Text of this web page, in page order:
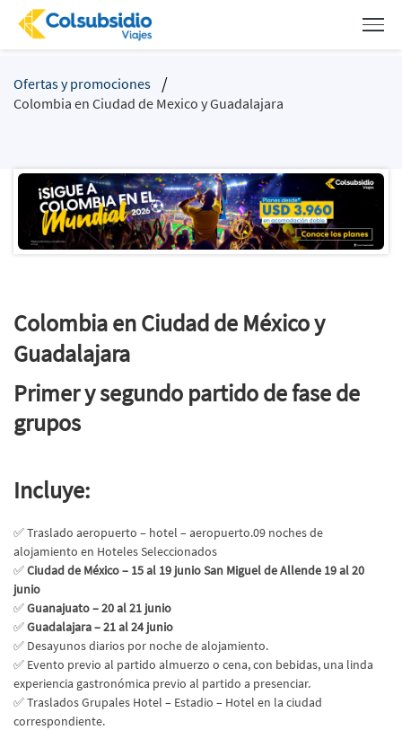
Ofertas y promociones
Colombia en Ciudad de Mexico y Guadalajara
Colombia en Ciudad de México y
Guadalajara
Primer y segundo partido de fase de
grupos
Incluye:
✅ Traslado aeropuerto – hotel – aeropuerto.09 noches de
alojamiento en Hoteles Seleccionados
✅Ciudad de México – 15 al 19 junio San Miguel de Allende 19 al 20
junio
✅Guanajuato – 20 al 21 junio
✅Guadalajara – 21 al 24 junio
✅ Desayunos diarios por noche de alojamiento.
✅ Evento previo al partido almuerzo o cena, con bebidas, una linda
experiencia gastronómica previo al partido a presenciar.
✅ Traslados Grupales Hotel – Estadio – Hotel en la ciudad
correspondiente.